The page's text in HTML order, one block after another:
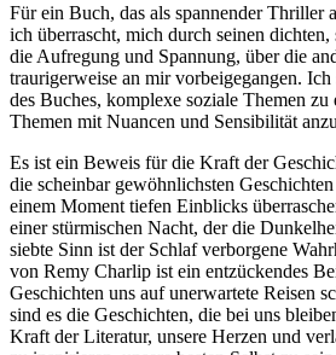
Für ein Buch, das als spannender Thriller
ich überrascht, mich durch seinen
die Aufregung und Spannung, über die
traurigerweise an mir vorbeigegangen.
des Buches, komplexe soziale Themen
Themen mit Nuancen und Sensibilität
Es ist ein Beweis für die Kraft der
die scheinbar gewöhnlichsten
einem Moment tiefen Einblicks
einer stürmischen Nacht, der die
siebte Sinn ist der Schlaf verborgene
von Remy Charlip ist ein entzückendes
Geschichten uns auf unerwartete Reisen
sind es die Geschichten, die bei uns
Kraft der Literatur, unsere Herzen und